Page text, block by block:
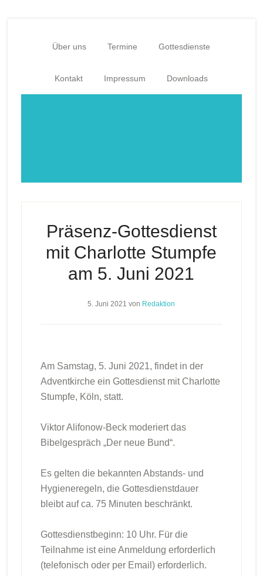
Über uns Termine Gottesdienste
Kontakt Impressum Downloads
Präsenz-Gottesdienst
mit Charlotte Stumpfe
am 5. Juni 2021
5. Juni 2021 von Redaktion
Am Samstag, 5. Juni 2021, findet in der
Adventkirche ein Gottesdienst mit Charlotte
Stumpfe, Köln, statt.
Viktor Alifonow-Beck moderiert das
Bibelgespräch „Der neue Bund“.
Es gelten die bekannten Abstands- und
Hygieneregeln, die Gottesdienstdauer
bleibt auf ca. 75 Minuten beschränkt.
Gottesdienstbeginn: 10 Uhr. Für die
Teilnahme ist eine Anmeldung erforderlich
(telefonisch oder per Email) erforderlich.